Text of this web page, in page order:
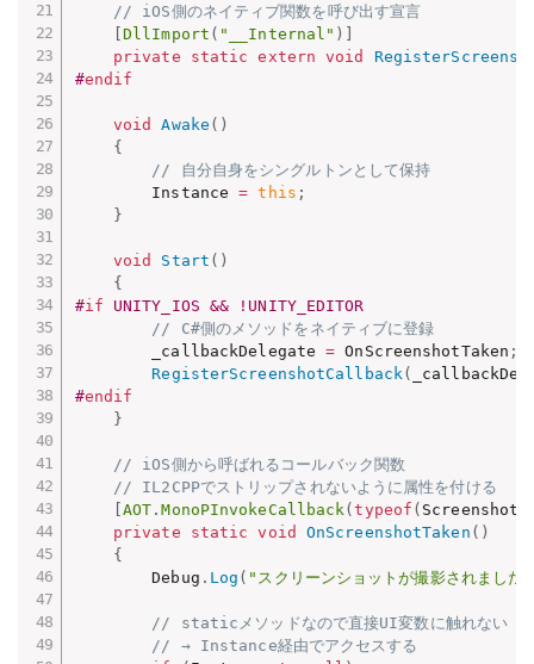
// iOS側のネイティブ関数を呼び出す宣言
[DllImport ( "__Internal" ) ]
private
static extern void
#endif
void Awake ( )
{
// 自分自身をシングルトンとして保持
        Instance
= this ;
}
void Start ( )
{
#if UNITY_IOS && !UNITY_EDITOR
// C#側のメソッドをネイティブに登録
        _callbackDelegate
= OnScreenshotTaken ;
RegisterScreenshotCallback (
#endif
}
// iOS側から呼ばれるコールバック関数
// IL2CPPでストリップされないように属性を付ける
[AOT .MonoPInvokeCallback (typeof (
private
static void OnScreenshotTaken ( )
{
        Debug
. Log ( "スクリーンショットが撮影されました
// staticメソッドなので直接UI変数に触れない
// → Instance経由でアクセスする